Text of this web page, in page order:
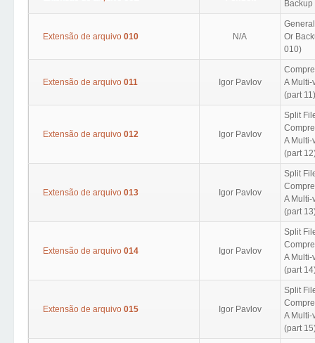
Extensão de arquivo 010 N/A
Or
010)
Extensão de arquivo 011 Igor Pavlov
A Multi-
(part 11)
Extensão de arquivo 012 Igor Pavlov
Split
A Multi-
(part
Extensão de arquivo 013 Igor Pavlov
Split
A Multi-
(part
Extensão de arquivo 014 Igor Pavlov
Split
A Multi-
(part
Extensão de arquivo 015 Igor Pavlov
Split
A Multi-
(part